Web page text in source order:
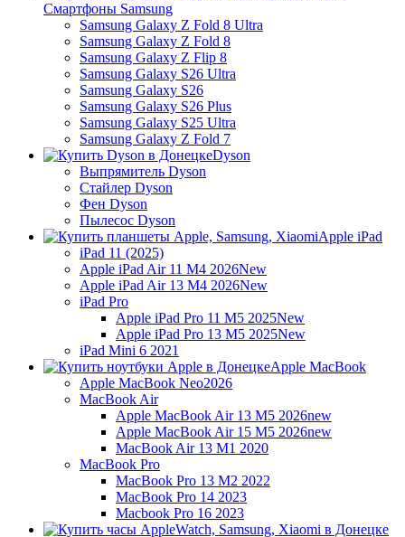
Смартфоны Samsung
Samsung Galaxy Z Fold 8 Ultra
Samsung Galaxy Z Fold 8
Samsung Galaxy Z Flip 8
Samsung Galaxy S26 Ultra
Samsung Galaxy S26
Samsung Galaxy S26 Plus
Samsung Galaxy S25 Ultra
Samsung Galaxy Z Fold 7
Dyson
Выпрямитель Dyson
Стайлер Dyson
Фен Dyson
Пылесос Dyson
Apple iPad
iPad 11 (2025)
Apple iPad Air 11 M4 2026New
Apple iPad Air 13 M4 2026New
iPad Pro
Apple iPad Pro 11 M5 2025New
Apple iPad Pro 13 M5 2025New
iPad Mini 6 2021
Apple MacBook
Apple MacBook Neo2026
MacBook Air
Apple MacBook Air 13 M5 2026new
Apple MacBook Air 15 M5 2026new
MacBook Air 13 M1 2020
MacBook Pro
MacBook Pro 13 M2 2022
MacBook Pro 14 2023
Macbook Pro 16 2023